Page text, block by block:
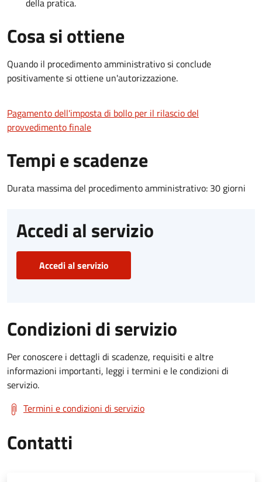
della pratica.
Cosa si ottiene
Quando il procedimento amministrativo si conclude
positivamente si ottiene un'autorizzazione.
Pagamento dell'imposta di bollo per il rilascio del
provvedimento finale
Tempi e scadenze
Durata massima del procedimento amministrativo: 30 giorni
Accedi al servizio
Accedi al servizio
Condizioni di servizio
Per conoscere i dettagli di scadenze, requisiti e altre
informazioni importanti, leggi i termini e le condizioni di
servizio.
Termini e condizioni di servizio
Contatti